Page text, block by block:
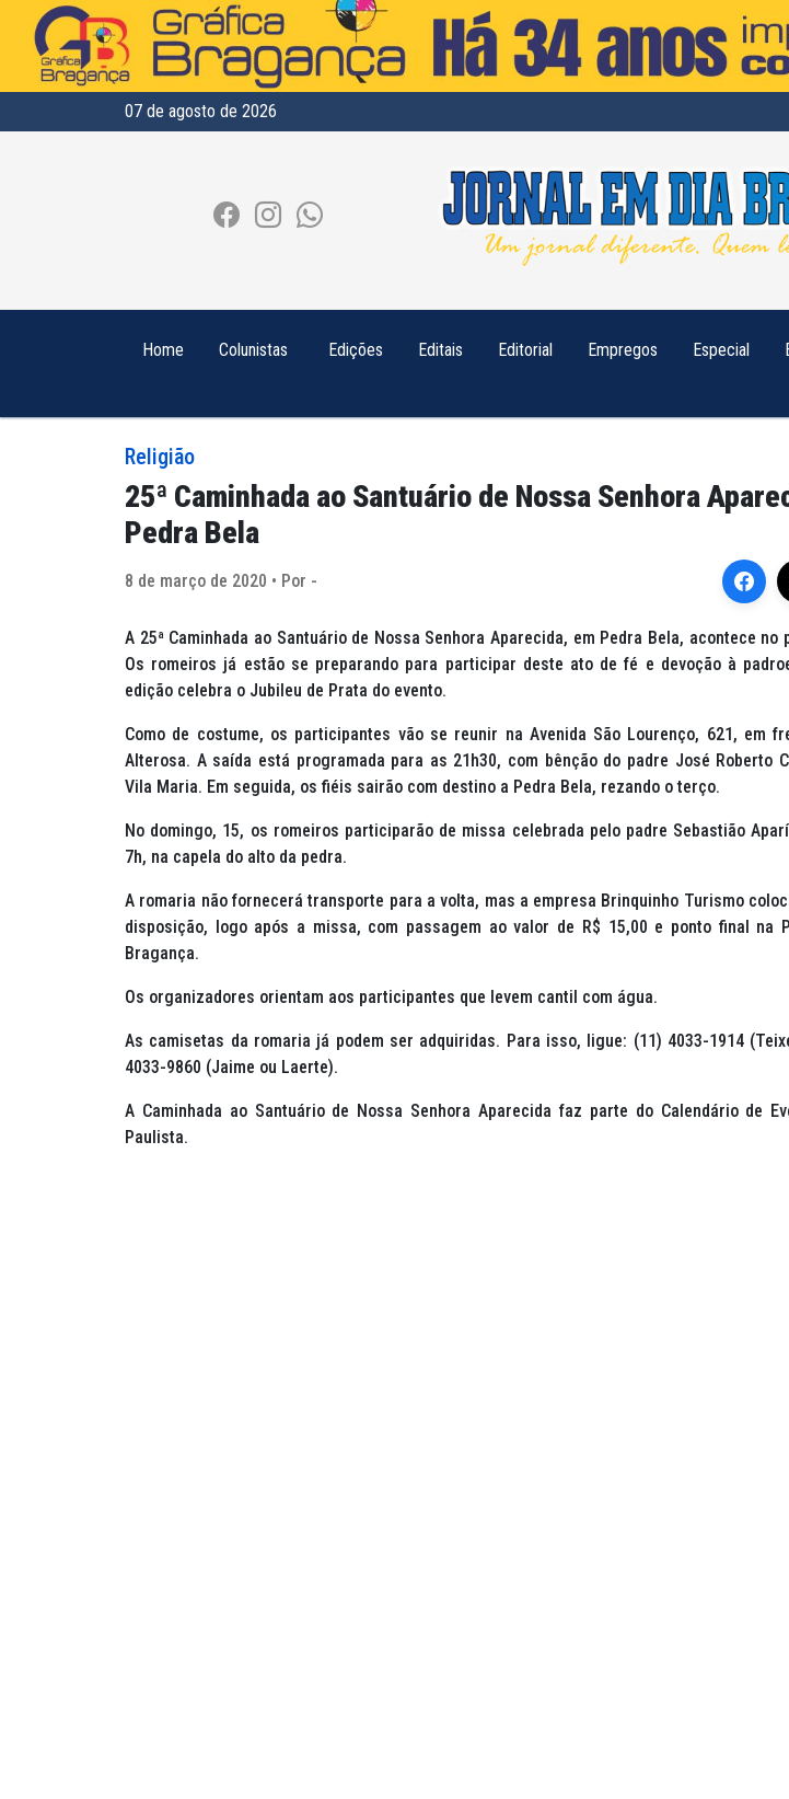
07 de agosto de 2026
Home Colunistas Edições Editais Editorial Empregos Especial
Religião
25ª Caminhada ao Santuário de Nossa Senhora
Pedra Bela
8 de março de 2020 • Por -
A 25ª Caminhada ao Santuário de Nossa Senhora Aparecida, em Pedra Bela, acontece no
Os romeiros já estão se preparando para participar deste ato de fé e devoção à
edição celebra o Jubileu de Prata do evento.
Como de costume, os participantes vão se reunir na Avenida São Lourenço, 621, em
Alterosa. A saída está programada para as 21h30, com bênção do padre José Roberto
Vila Maria. Em seguida, os fiéis sairão com destino a Pedra Bela, rezando o terço.
No domingo, 15, os romeiros participarão de missa celebrada pelo padre Sebastião
7h, na capela do alto da pedra.
A romaria não fornecerá transporte para a volta, mas a empresa Brinquinho Turismo
disposição, logo após a missa, com passagem ao valor de R$ 15,00 e ponto final na
Bragança.
Os organizadores orientam aos participantes que levem cantil com água.
As camisetas da romaria já podem ser adquiridas. Para isso, ligue: (11) 4033-1914
4033-9860 (Jaime ou Laerte).
A Caminhada ao Santuário de Nossa Senhora Aparecida faz parte do Calendário de
Paulista.